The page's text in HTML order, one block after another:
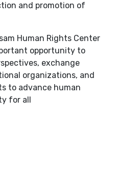
and promotion of
Human Rights Center
opportunity to
exchange
organizations, and
to advance human
for all.